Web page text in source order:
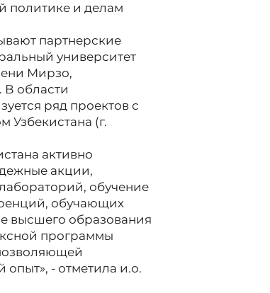
политике и делам
партнерские
университет
Мирзо,
В области
ряд проектов с
Узбекистана (г.
активно
акции,
обучение
обучающих
высшего образования
программы
- отметила и.о.